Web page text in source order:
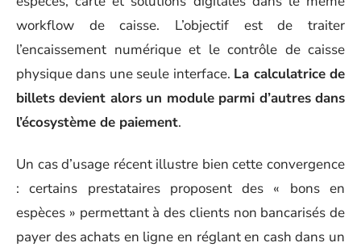
workflow de caisse. L’objectif est de traiter
l’encaissement numérique et le contrôle de caisse
physique dans une seule interface. La calculatrice de
billets devient alors un module parmi d’autres dans
l’écosystème de paiement.
Un cas d’usage récent illustre bien cette convergence
: certains prestataires proposent des « bons en
espèces » permettant à des clients non bancarisés de
payer des achats en ligne en réglant en cash dans un